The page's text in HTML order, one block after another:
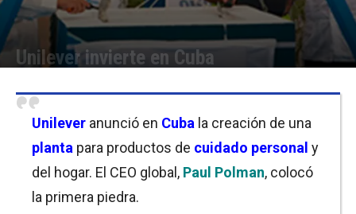
Unilever invierte en Cuba
Unilever anunció en Cuba la creación de una
planta para productos de cuidado personal y
del hogar. El CEO global, Paul Polman, colocó
la primera piedra.